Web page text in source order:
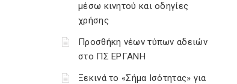
μέσω κινητού και οδηγίες
χρήσης
Προσθήκη νέων τύπων αδειών
στο ΠΣ ΕΡΓΑΝΗ
Ξεκινά το «Σήμα Ισότητας» για